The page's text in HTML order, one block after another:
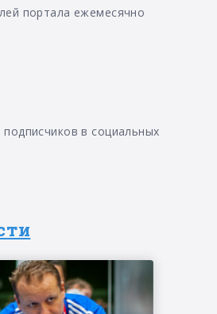
портала ежемесячно
в социальных